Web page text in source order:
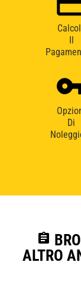
Di
assignment
ALTRO